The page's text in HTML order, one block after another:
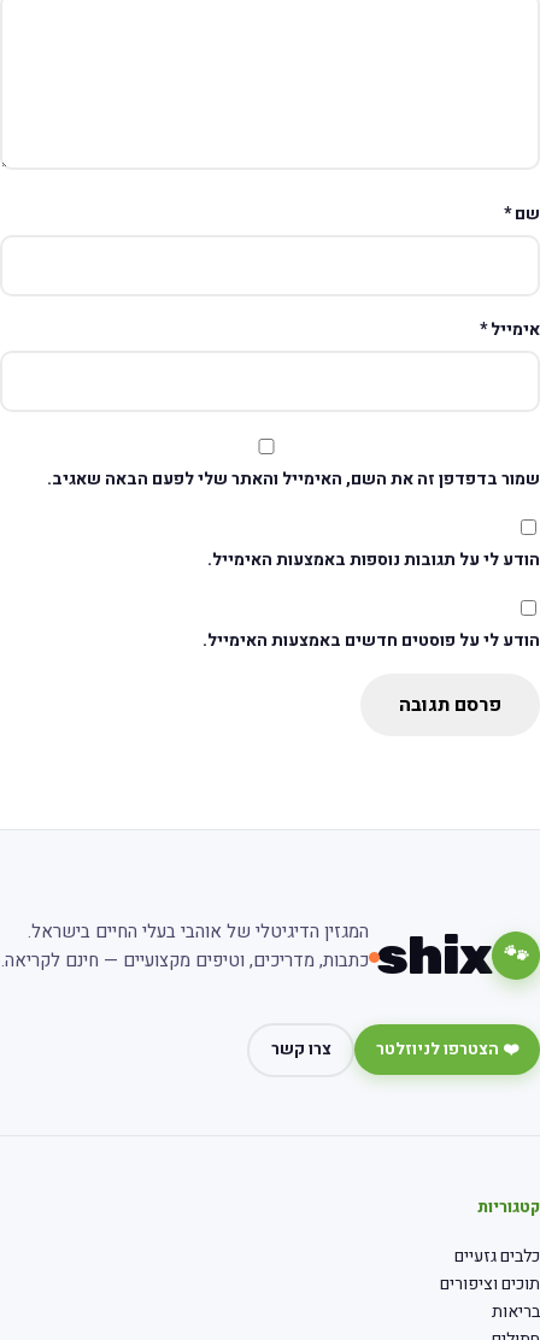
*
*
בדפדפן זה את השם, האימייל והאתר שלי לפעם הבאה שאגיב.
לי על תגובות נוספות באמצעות האימייל.
לי על פוסטים חדשים באמצעות האימייל.
פרסם תגובה
🐾
shix
המגזין הדיגיטלי של אוהבי בעלי החיים בישראל.
כתבות, מדריכים, וטיפים מקצועיים — חינם לקריאה.
❤️ הצטרפו לניוזלטר צרו קשר
גזעיים
וציפורים